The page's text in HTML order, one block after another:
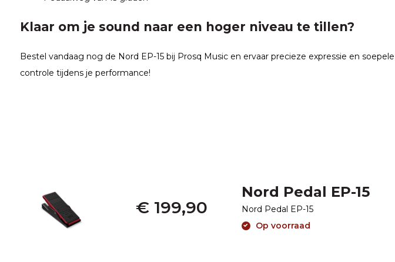
Klaar om je sound naar een hoger niveau te tillen?
Bestel vandaag nog de Nord EP-15 bij Prosq Music en ervaar precieze expressie en soepele
controle tijdens je performance!
€ 199,90
Nord Pedal EP-15
Nord Pedal EP-15
Op voorraad